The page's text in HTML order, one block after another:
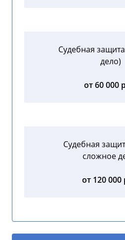
Судебная
дело)
от 60 000
Судебная
сложное
от 120 000